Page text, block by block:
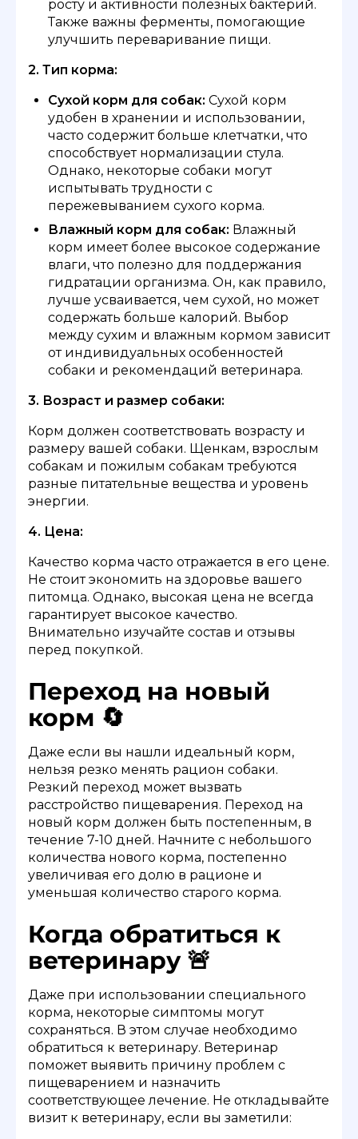
росту и активности полезных бактерий.
Также важны ферменты, помогающие
улучшить переваривание пищи.
2. Тип корма:
Сухой корм для собак: Сухой корм
удобен в хранении и использовании,
часто содержит больше клетчатки, что
способствует нормализации стула.
Однако, некоторые собаки могут
испытывать трудности с
пережевыванием сухого корма.
Влажный корм для собак: Влажный
корм имеет более высокое содержание
влаги, что полезно для поддержания
гидратации организма. Он, как правило,
лучше усваивается, чем сухой, но может
содержать больше калорий. Выбор
между сухим и влажным кормом зависит
от индивидуальных особенностей
собаки и рекомендаций ветеринара.
3. Возраст и размер собаки:
Корм должен соответствовать возрасту и
размеру вашей собаки. Щенкам, взрослым
собакам и пожилым собакам требуются
разные питательные вещества и уровень
энергии.
4. Цена:
Качество корма часто отражается в его цене.
Не стоит экономить на здоровье вашего
питомца. Однако, высокая цена не всегда
гарантирует высокое качество.
Внимательно изучайте состав и отзывы
перед покупкой.
Переход на новый
корм 🔄
Даже если вы нашли идеальный корм,
нельзя резко менять рацион собаки.
Резкий переход может вызвать
расстройство пищеварения. Переход на
новый корм должен быть постепенным, в
течение 7-10 дней. Начните с небольшого
количества нового корма, постепенно
увеличивая его долю в рационе и
уменьшая количество старого корма.
Когда обратиться к
ветеринару 🚨
Даже при использовании специального
корма, некоторые симптомы могут
сохраняться. В этом случае необходимо
обратиться к ветеринару. Ветеринар
поможет выявить причину проблем с
пищеварением и назначить
соответствующее лечение. Не откладывайте
визит к ветеринару, если вы заметили: